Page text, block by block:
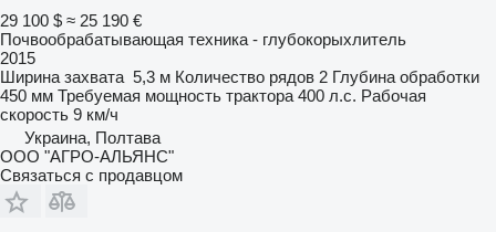
29 100 $ ≈ 25 190 €
Почвообрабатывающая техника - глубокорыхлитель
2015
Ширина захвата 5,3 м Количество рядов 2 Глубина обработки
450 мм Требуемая мощность трактора 400 л.с. Рабочая
скорость 9 км/ч
Украина, Полтава
ООО "АГРО-АЛЬЯНС"
Связаться с продавцом